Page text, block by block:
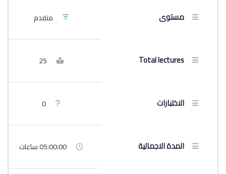
مستوى متقدم
Total lectures
الاختبارات
المدة الاجمالية 05:00:00 ساعات